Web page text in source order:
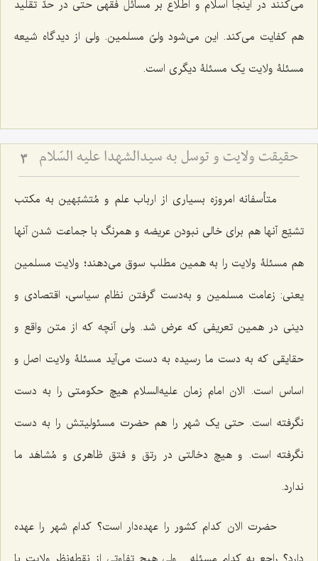
می‌کنند در اینجا اسلام و اطلاع بر مسائل فقهی حتی در حدّ تقلید
هم کفایت می‌کند. این می‌شود ولیّ مسلمین. ولی از دیدگاه شیعه
مسئلۀ ولایت یک مسئلۀ دیگری است.
حقیقت ولایت و توسل به سیدالشهدا علیه السّلام 3
متأسفانه امروزه بسیاری از ارباب علم و مُتشبّهین به مکتب
تشیّع آنها هم برای خالی نبودن عریضه و همرنگ با جماعت شدن آنها
هم مسئلۀ ولایت را به همین مطلب سوق می‌دهند؛ ولایت مسلمین
یعنی: زعامت مسلمین و به‌دست گرفتن نظام سیاسی، اقتصادی و
دینی در همین تعریفی که عرض شد. ولی آنچه که از متن واقع و
حقایقی که به دست ما رسیده به دست می‌آید مسئلۀ ولایت اصل و
اساس است. الان امام زمان علیه‌السلام هیچ حکومتی را به دست
نگرفته است. حتی یک شهر را هم حضرت مسئولیتش را به دست
نگرفته است. و هیچ دخالتی در رتق و فتق ظاهری و مُشاهَد ما
ندارد.
حضرت الان کدام کشور را عهده‌دار است؟ کدام شهر را عهده